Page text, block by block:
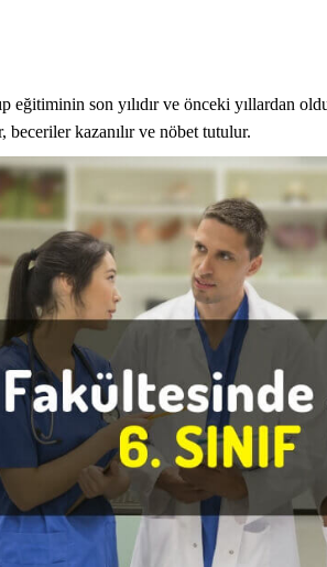
eğitiminin son yılıdır ve önceki yıllardan
beceriler kazanılır ve nöbet tutulur.